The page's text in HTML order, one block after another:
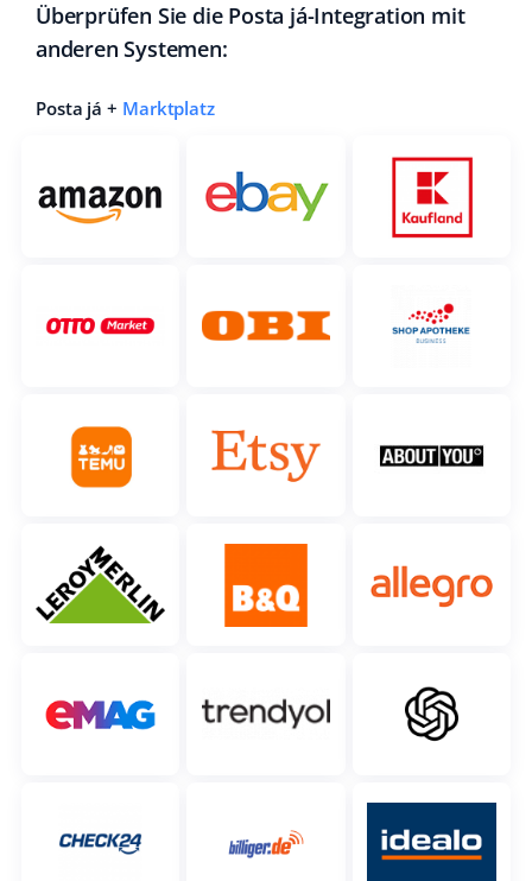
Überprüfen Sie die Posta já-Integration mit
anderen Systemen:
Posta já + Marktplatz